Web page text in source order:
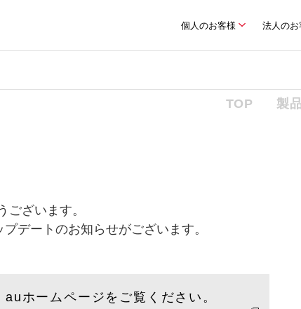
個人のお客様 法人のお
TOP 製
ざいます。
デートのお知らせがございます。
auホームページをご覧ください。